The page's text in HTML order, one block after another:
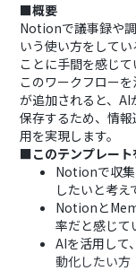
■概要
Notionで議事録や
いう使い方をして
ことに手間を感じて
このワークフロー
が追加されると、
保存するため、情
用を実現します。
■このテンプレート
Notionで収
したいと考え
Notionと
率だと感じて
AIを活用して
動化したい方